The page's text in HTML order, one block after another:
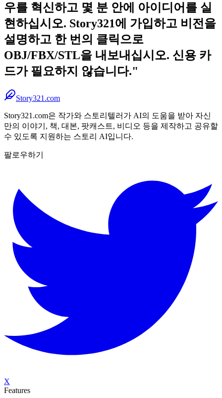
우를 혁신하고 몇 분 안에 아이디어를 실
현하십시오. Story321에 가입하고 비전을
설명하고 한 번의 클릭으로
OBJ/FBX/STL을 내보내십시오. 신용 카
드가 필요하지 않습니다."
Story321.com
Story321.com은 작가와 스토리텔러가 AI의 도움을 받아 자신
만의 이야기, 책, 대본, 팟캐스트, 비디오 등을 제작하고 공유할
수 있도록 지원하는 스토리 AI입니다.
팔로우하기
X
Features